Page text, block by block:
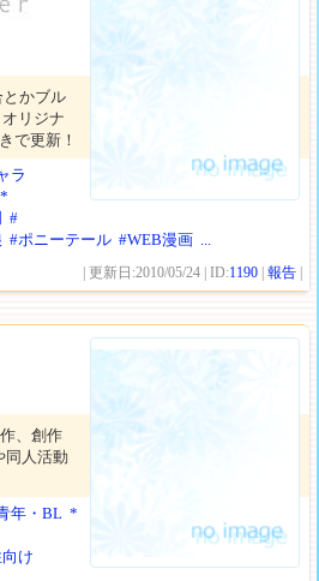
かブル
リジナ
で更新！
ラ
*
#
#ポニーテール #WEB漫画 ...
| 更新日:2010/05/24 | ID:1190 |報告
、創作
同人活動
年・BL *
け